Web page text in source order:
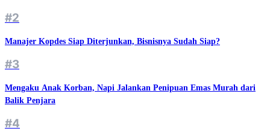
#2
Manajer Kopdes Siap Diterjunkan, Bisnisnya Sudah Siap?
#3
Mengaku Anak Korban, Napi Jalankan Penipuan Emas Murah dari
Balik Penjara
#4